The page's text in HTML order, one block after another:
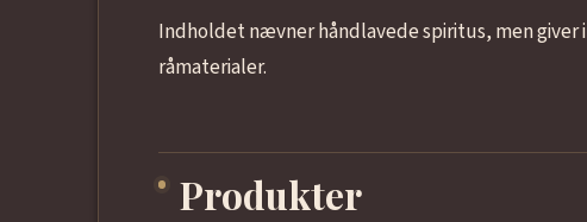
Indholdet nævner håndlavede spiritus, men
råmaterialer.
Produkter